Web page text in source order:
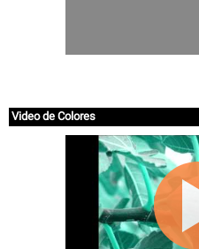
Video de Colores